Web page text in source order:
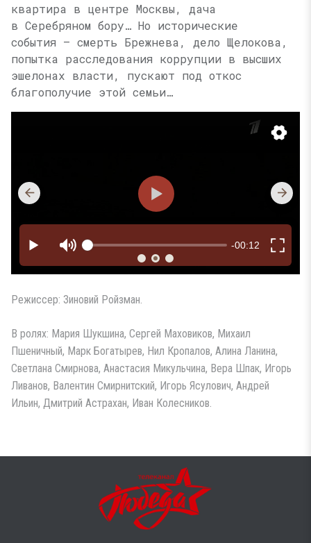
квартира в центре Москвы, дачa
в Серебряном бору… Но исторические
события — смерть Брежнева, дело Щелокова,
попытка расследования коррупции в высших
эшелонах власти, пускают под откос
благополучие этой семьи…
Режиссер: Зиновий Ройзман.
В ролях: Мария Шукшина, Сергей Маховиков, Михаил
Пшеничный, Марк Богатырев, Нил Кропалов, Алина Ланина,
Светлана Смирнова, Анастасия Микульчина, Вера Шпак, Игорь
Ливанов, Валентин Смирнитский, Игорь Ясулович, Андрей
Ильин, Дмитрий Астрахан, Иван Колесников.